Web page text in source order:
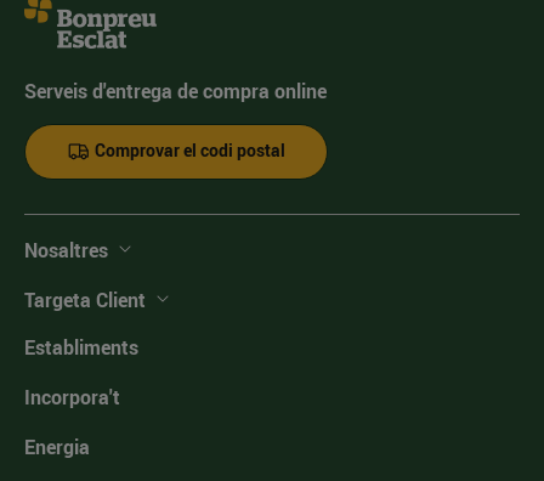
Serveis d'entrega de compra online
Comprovar el codi postal
Nosaltres
Targeta Client
Establiments
Incorpora't
Energia